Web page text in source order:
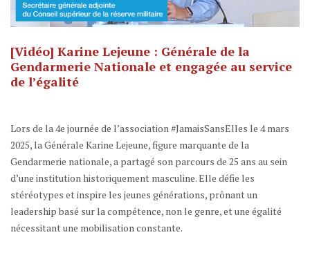
[Vidéo] Karine Lejeune : Générale de la
Gendarmerie Nationale et engagée au service
de l’égalité
Lors de la 4e journée de l’association #JamaisSansElles le 4 mars
2025, la Générale Karine Lejeune, figure marquante de la
Gendarmerie nationale, a partagé son parcours de 25 ans au sein
d’une institution historiquement masculine. Elle défie les
stéréotypes et inspire les jeunes générations, prônant un
leadership basé sur la compétence, non le genre, et une égalité
nécessitant une mobilisation constante.